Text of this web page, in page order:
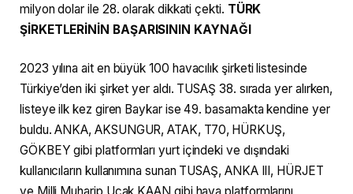
milyon dolar ile 28. olarak dikkati çekti. TÜRK
ŞİRKETLERİNİN BAŞARISININ KAYNAĞI
2023 yılına ait en büyük 100 havacılık şirketi listesinde
Türkiye’den iki şirket yer aldı. TUSAŞ 38. sırada yer alırken,
listeye ilk kez giren Baykar ise 49. basamakta kendine yer
buldu. ANKA, AKSUNGUR, ATAK, T70, HÜRKUŞ,
GÖKBEY gibi platformları yurt içindeki ve dışındaki
kullanıcıların kullanımına sunan TUSAŞ, ANKA III, HÜRJET